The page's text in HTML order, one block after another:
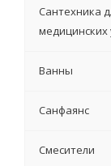
Сантехника
Ванны
Санфаянс
Смесители